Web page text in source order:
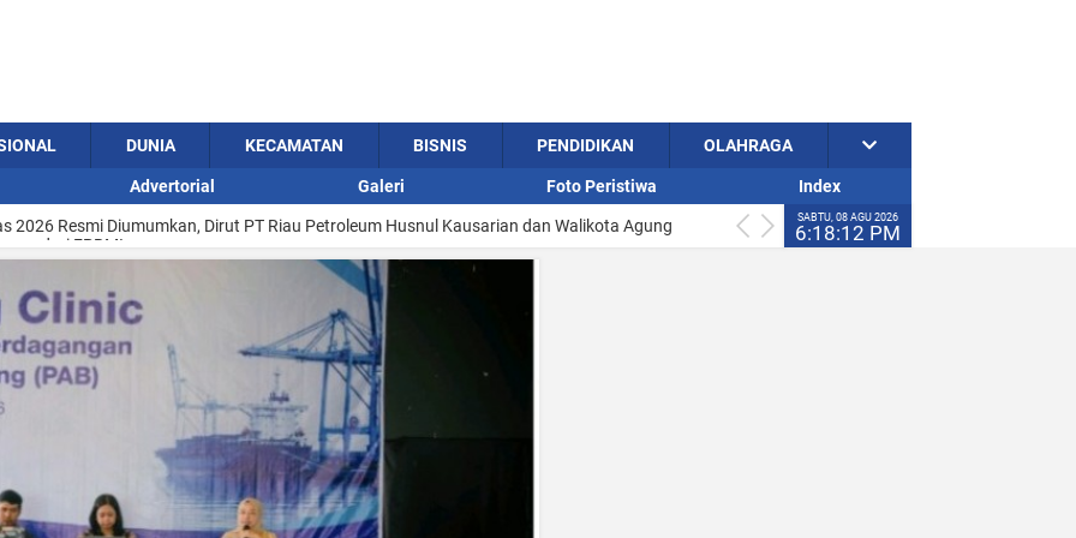
DUNIA KECAMATAN BISNIS PENDIDIKAN OLAHRAGA
Advertorial Galeri Foto Peristiwa Index
Terkait Hak Rp7,7 Miliar Tak Kunjung Dibayar ke Penasehat Khusus Presiden Bidang
Manajemen Riau Pos dan PT Gading Cempaka, Soroti Status Saham Yayasan Penerbit Riau
2026 Resmi Diumumkan, Dirut PT Riau Petroleum Husnul Kausarian dan Walikota Agung
dari FPRMI
K Liamsi: Saya Akan Ambil Kembali Semua Saham yang Dialihkan Ke Riau Pos Group dan
Hormati Hak Pendiri, Selesaikan Konflik dengan Rida K Liamsi di Luar Pengadilan
IKA Unri Gagal Distribusikan Alumni Jadi Pimpinan Unri
Riau Pos Group, Minta Gugatan terhadap Pendiri Dicabut dan Hak Eks Karyawan Dibayarkan
SABTU, 08 AGU 2026
6:18:14 PM